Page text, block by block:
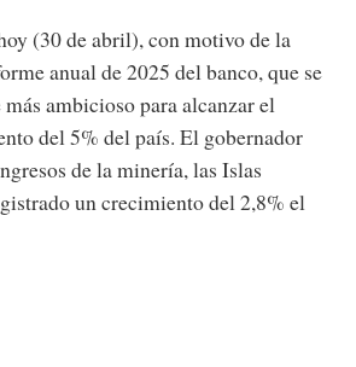
(30 de abril), con motivo de la
anual de 2025 del banco, que se
ambicioso para alcanzar el
del 5% del país. El gobernador
de la minería, las Islas
un crecimiento del 2,8% el